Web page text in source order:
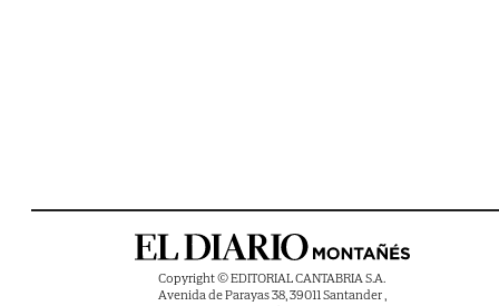
Copyright © EDITORIAL CANTABRIA S.A.
Avenida de Parayas 38, 39011 Santander ,